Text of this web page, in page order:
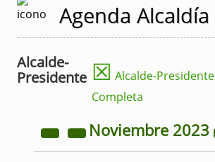
Agenda Alcaldía
Alcalde-
Presidente ☒ Alcalde-Presidente
Completa
Noviembre 2023